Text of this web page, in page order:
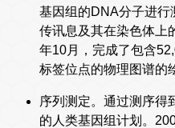
基因组的DNA分子进行
传讯息及其在染色体上
年10月，完成了包含
标签位点的物理图谱的
序列测定。通过测序得
的人类基因组计划。